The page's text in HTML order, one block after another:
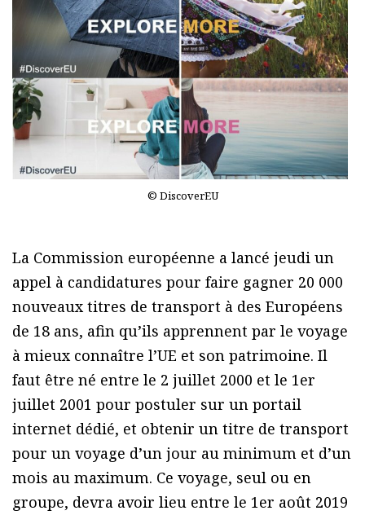
© DiscoverEU
La Commission européenne a lancé jeudi un
appel à candidatures pour faire gagner 20 000
nouveaux titres de transport à des Européens
de 18 ans, afin qu’ils apprennent par le voyage
à mieux connaître l’UE et son patrimoine. Il
faut être né entre le 2 juillet 2000 et le 1er
juillet 2001 pour postuler sur un portail
internet dédié, et obtenir un titre de transport
pour un voyage d’un jour au minimum et d’un
mois au maximum. Ce voyage, seul ou en
groupe, devra avoir lieu entre le 1er août 2019